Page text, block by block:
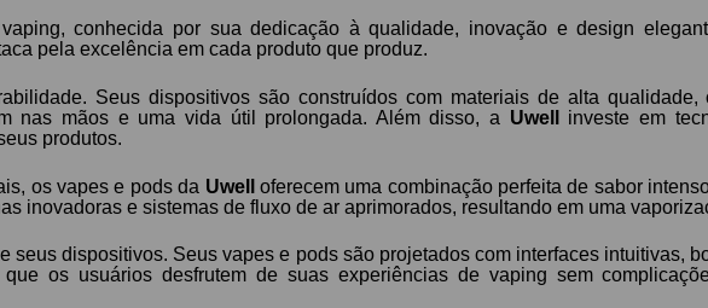
conhecida por sua dedicação à qualidade, inovação e design
pela excelência em cada produto que produz.
Seus dispositivos são construídos com materiais de alta
nas mãos e uma vida útil prolongada. Além disso, a Uwell
investe em
produtos.
os vapes e pods da Uwell
oferecem uma combinação perfeita de sabor
inovadoras e sistemas de fluxo de ar aprimorados, resultando em uma
seus dispositivos. Seus vapes e pods são projetados com interfaces intuitivas,
os usuários desfrutem de suas experiências de vaping sem